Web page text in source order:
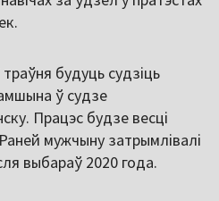
будуць судзіць
ў судзе
Працэс будзе весці
мужчыну затрымлівалі
выбараў 2020 года.